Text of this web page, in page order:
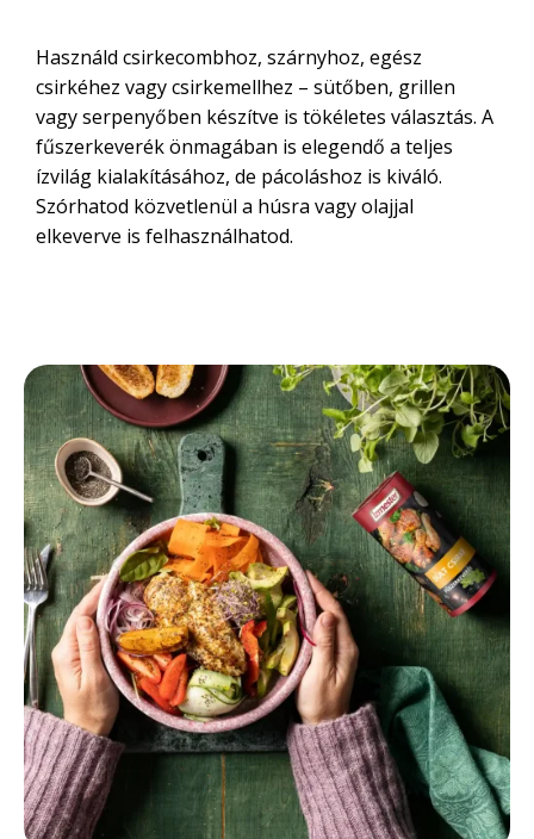
Használd csirkecombhoz, szárnyhoz, egész
csirkéhez vagy csirkemellhez – sütőben, grillen
vagy serpenyőben készítve is tökéletes választás. A
fűszerkeverék önmagában is elegendő a teljes
ízvilág kialakításához, de pácoláshoz is kiváló.
Szórhatod közvetlenül a húsra vagy olajjal
elkeverve is felhasználhatod.